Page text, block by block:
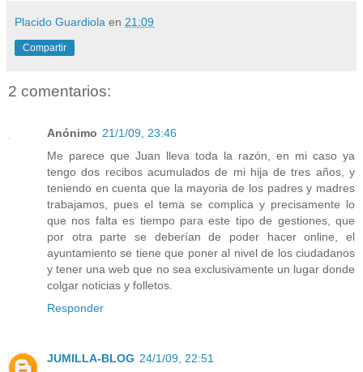
Placido Guardiola en 21:09
Compartir
2 comentarios:
Anónimo 21/1/09, 23:46
Me parece que Juan lleva toda la razón, en mi caso ya
tengo dos recibos acumulados de mi hija de tres años, y
teniendo en cuenta que la mayoria de los padres y madres
trabajamos, pues el tema se complica y precisamente lo
que nos falta es tiempo para este tipo de gestiones, que
por otra parte se deberían de poder hacer online, el
ayuntamiento se tiene que poner al nivel de los ciudadanos
y tener una web que no sea exclusivamente un lugar donde
colgar noticias y folletos.
Responder
JUMILLA-BLOG 24/1/09, 22:51